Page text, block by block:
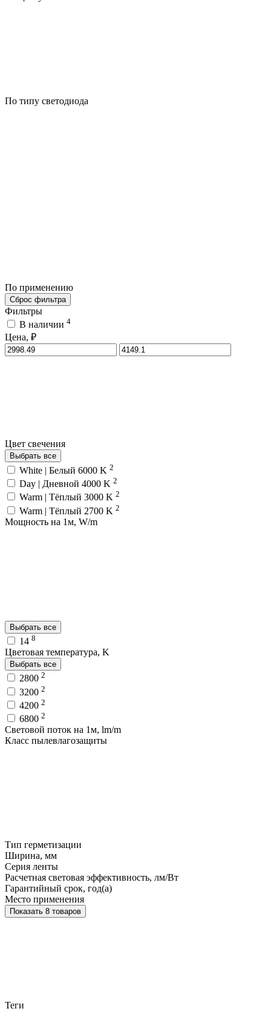
По типу светодиода
По применению
Сброс фильтра
Фильтры
В наличии 4
Цена, ₽
Цвет свечения
Выбрать все
White | Белый 6000 K 2
Day | Дневной 4000 K 2
Warm | Тёплый 3000 K 2
Warm | Тёплый 2700 K 2
Мощность на 1м, W/m
Выбрать все
14 8
Цветовая температура, K
Выбрать все
2800 2
3200 2
4200 2
6800 2
Световой поток на 1м, lm/m
Класс пылевлагозащиты
Тип герметизации
Ширина, мм
Серия ленты
Расчетная световая эффективность, лм/Вт
Гарантийный срок, год(а)
Место применения
Показать 8 товаров
Теги